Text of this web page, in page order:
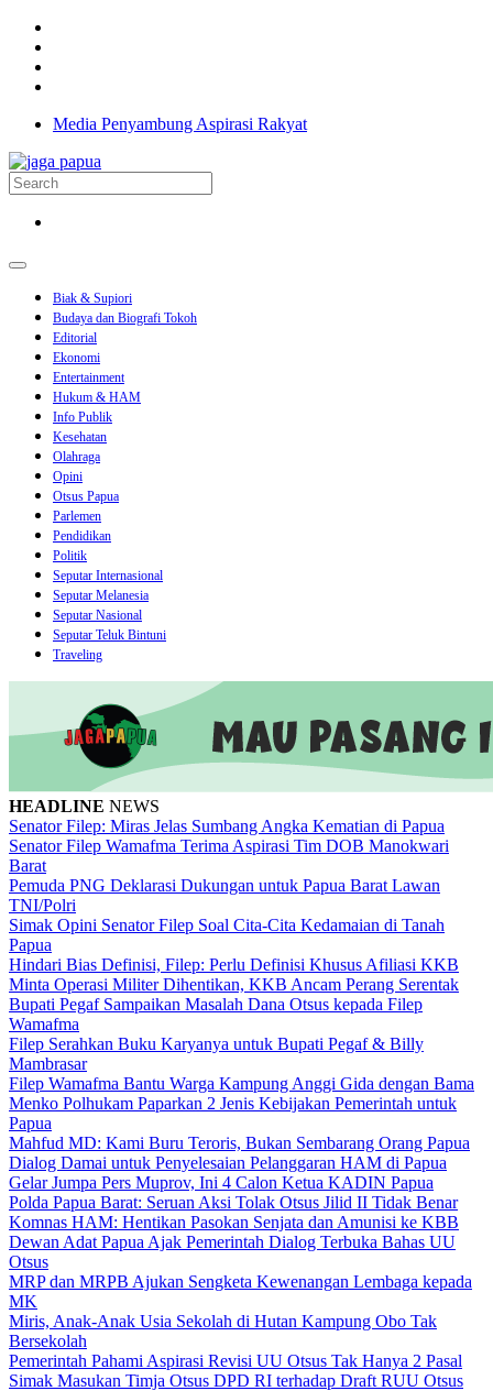
Media Penyambung Aspirasi Rakyat
Biak & Supiori
Budaya dan Biografi Tokoh
Editorial
Ekonomi
Entertainment
Hukum & HAM
Info Publik
Kesehatan
Olahraga
Opini
Otsus Papua
Parlemen
Pendidikan
Politik
Seputar Internasional
Seputar Melanesia
Seputar Nasional
Seputar Teluk Bintuni
Traveling
HEADLINE NEWS
Senator Filep: Miras Jelas Sumbang Angka Kematian di Papua
Senator Filep Wamafma Terima Aspirasi Tim DOB Manokwari
Barat
Pemuda PNG Deklarasi Dukungan untuk Papua Barat Lawan
TNI/Polri
Simak Opini Senator Filep Soal Cita-Cita Kedamaian di Tanah
Papua
Hindari Bias Definisi, Filep: Perlu Definisi Khusus Afiliasi KKB
Minta Operasi Militer Dihentikan, KKB Ancam Perang Serentak
Bupati Pegaf Sampaikan Masalah Dana Otsus kepada Filep
Wamafma
Filep Serahkan Buku Karyanya untuk Bupati Pegaf & Billy
Mambrasar
Filep Wamafma Bantu Warga Kampung Anggi Gida dengan Bama
Menko Polhukam Paparkan 2 Jenis Kebijakan Pemerintah untuk
Papua
Mahfud MD: Kami Buru Teroris, Bukan Sembarang Orang Papua
Dialog Damai untuk Penyelesaian Pelanggaran HAM di Papua
Gelar Jumpa Pers Muprov, Ini 4 Calon Ketua KADIN Papua
Polda Papua Barat: Seruan Aksi Tolak Otsus Jilid II Tidak Benar
Komnas HAM: Hentikan Pasokan Senjata dan Amunisi ke KBB
Dewan Adat Papua Ajak Pemerintah Dialog Terbuka Bahas UU
Otsus
MRP dan MRPB Ajukan Sengketa Kewenangan Lembaga kepada
MK
Miris, Anak-Anak Usia Sekolah di Hutan Kampung Obo Tak
Bersekolah
Pemerintah Pahami Aspirasi Revisi UU Otsus Tak Hanya 2 Pasal
Simak Masukan Timja Otsus DPD RI terhadap Draft RUU Otsus